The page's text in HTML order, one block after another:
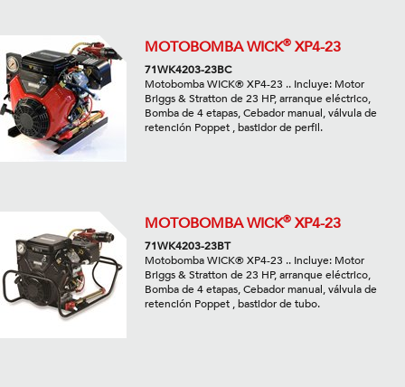
MOTOBOMBA WICK® XP4-23
71WK4203-23BC
Motobomba WICK® XP4-23 .. Incluye: Motor
Briggs & Stratton de 23 HP, arranque eléctrico,
Bomba de 4 etapas, Cebador manual, válvula de
retención Poppet , bastidor de perfil.
MOTOBOMBA WICK® XP4-23
71WK4203-23BT
Motobomba WICK® XP4-23 .. Incluye: Motor
Briggs & Stratton de 23 HP, arranque eléctrico,
Bomba de 4 etapas, Cebador manual, válvula de
retención Poppet , bastidor de tubo.